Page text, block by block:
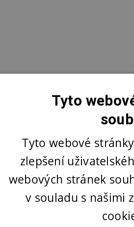
Tyto
Tyto webové
zlepšení
webových stránek
v souladu s našimi